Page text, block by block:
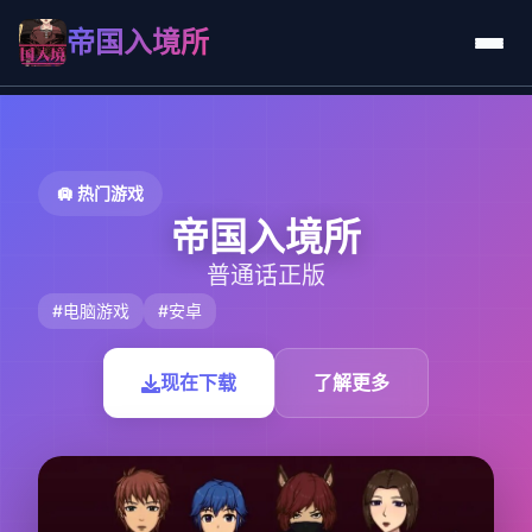
帝国入境所
🛄 热门游戏
帝国入境所
普通话正版
#电脑游戏 #安卓
现在下载 了解更多